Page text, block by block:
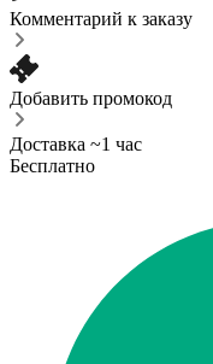
Комментарий к заказу
Добавить промокод
Доставка ~1 час
Бесплатно